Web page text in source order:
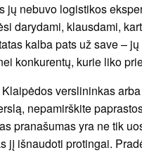
jų nebuvo logistikos
darydami, klausdami,
kalba pats už save –
konkurentų, kurie liko
verslininkas
nepamirškite
pranašumas yra ne tik
jį išnaudoti protingai.